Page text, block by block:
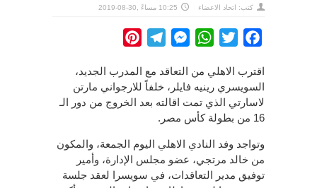
كتب: اتحاد الاعضاء 10:25 مساءً ,30-08-2019
Facebook
Twitter
WhatsApp
Messenger
Telegram
اقترب الاهلي من التعاقد مع المدرب الجديد،
السويسري رينيه فايلر، خلفاً للارجواني مارتن
لاسارتي الذي تمت اقالته بعد الخروج من دور الـ
16 من بطولة كأس مصر.
وتواجد وفد النادي الاهلي اليوم الجمعة، والمكون
من خالد مرتجي، عضو مجلس الإدارة، وأمير
توفيق مدير التعاقدات، في سويسرا لعقد جلسة